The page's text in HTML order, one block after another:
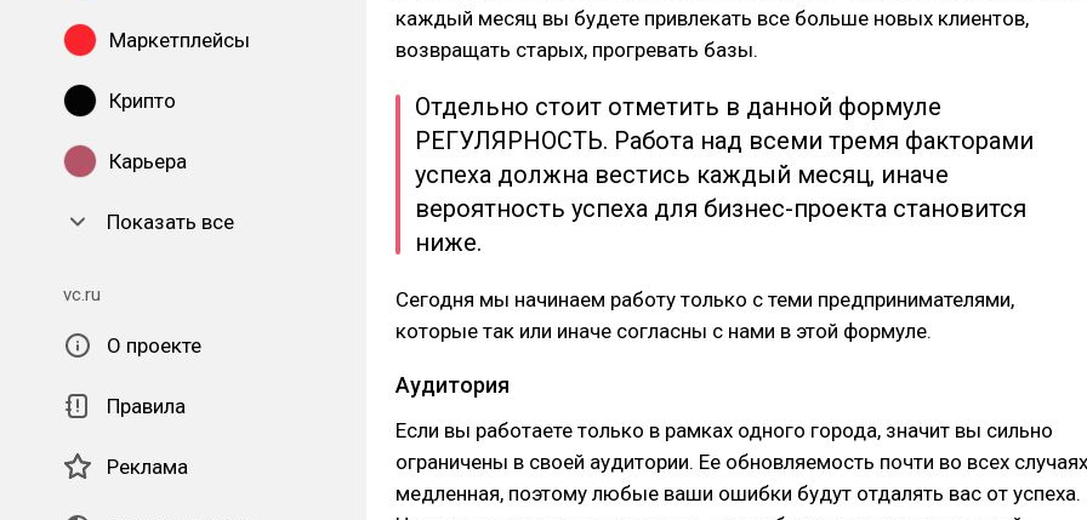
Маркетплейсы
Крипто
Карьера
Показать все
vc.ru
О проекте
Правила
Реклама
каждый месяц вы будете привлекать все больше новых клиентов,
возвращать старых, прогревать базы.
Отдельно стоит отметить в данной формуле
РЕГУЛЯРНОСТЬ. Работа над всеми тремя факторами
успеха должна вестись каждый месяц, иначе
вероятность успеха для бизнес-проекта становится
ниже.
Сегодня мы начинаем работу только с теми предпринимателями,
которые так или иначе согласны с нами в этой формуле.
Аудитория
Если вы работаете только в рамках одного города, значит вы сильно
ограничены в своей аудитории. Ее обновляемость почти во всех случаях
медленная, поэтому любые ваши ошибки будут отдалять вас от успеха.